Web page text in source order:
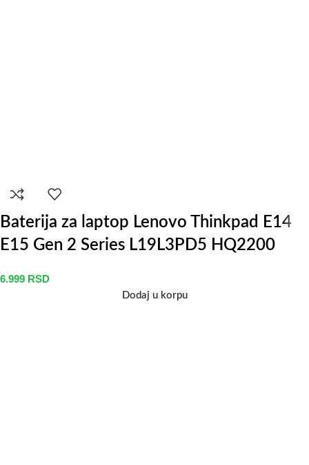
Baterija za laptop Lenovo Thinkpad E14
E15 Gen 2 Series L19L3PD5 HQ2200
6.999 RSD
Dodaj u korpu